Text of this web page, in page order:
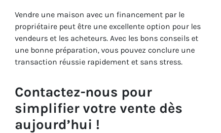
Vendre une maison avec un financement par le
propriétaire peut être une excellente option pour les
vendeurs et les acheteurs. Avec les bons conseils et
une bonne préparation, vous pouvez conclure une
transaction réussie rapidement et sans stress.
Contactez-nous pour
simplifier votre vente dès
aujourd’hui !